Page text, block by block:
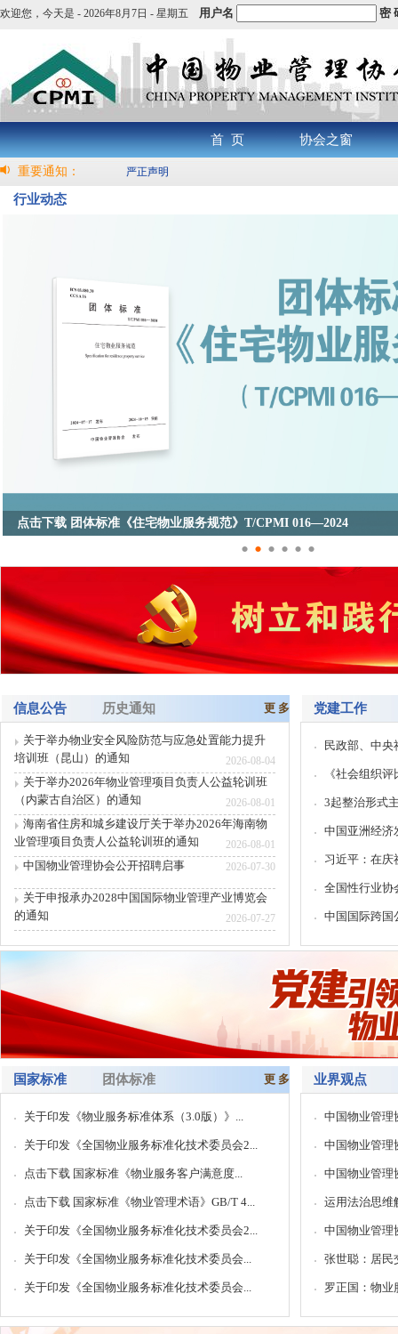
欢迎您， 今天是 - 2026年8月7日 - 星期五 用户名 密
首 页 协会之窗
重要通知： 严正声明
行业动态
点击下载 团体标准《住宅物业服务规范》T/CPMI 016—2024
• • • • • •
致敬奋斗者
2022全国五一表彰名单出炉，他们是物
业人的骄傲和榜样[详情]
全国百家美好家园
明办秘书局下发通知，公布“加强...
聚焦全国两会
[详情]
办既有建筑安
我国城镇既有
总面积约660亿平
办房屋及设施
续提升物业服务企
（中物杂志函
开第二十一届
各有关单位：
作要求，落实中国
信息公告 历史通知 更 多
关于举办物业安全风险防范与应急处置能力提升
培训班（昆山）的通知
2026-08-04
关于举办2026年物业管理项目负责人公益轮训班
（内蒙古自治区）的通知
2026-08-01
海南省住房和城乡建设厅关于举办2026年海南物
业管理项目负责人公益轮训班的通知
2026-08-01
中国物业管理协会公开招聘启事 2026-07-30
关于申报承办2028中国国际物业管理产业博览会
的通知
2026-07-27
党建工作
民政部、中央
《社会组织
3起整治形式
中国亚洲经济
习近平：在庆
全国性行业协
中国国际跨国
国家标准 团体标准 更 多
关于印发《物业服务标准体系（3.0版）》...
关于印发《全国物业服务标准化技术委员会2...
点击下载 国家标准《物业服务客户满意度...
点击下载 国家标准《物业管理术语》GB/T 4...
关于印发《全国物业服务标准化技术委员会2...
关于印发《全国物业服务标准化技术委员会...
关于印发《全国物业服务标准化技术委员会...
业界观点
中国物业管理
中国物业管理
中国物业管理
运用法治思维
中国物业管理
张世聪：居民
罗正国：物业